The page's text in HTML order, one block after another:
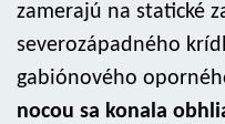
zamerajú na statické
severozápadného
gabiónového
nocou sa konala